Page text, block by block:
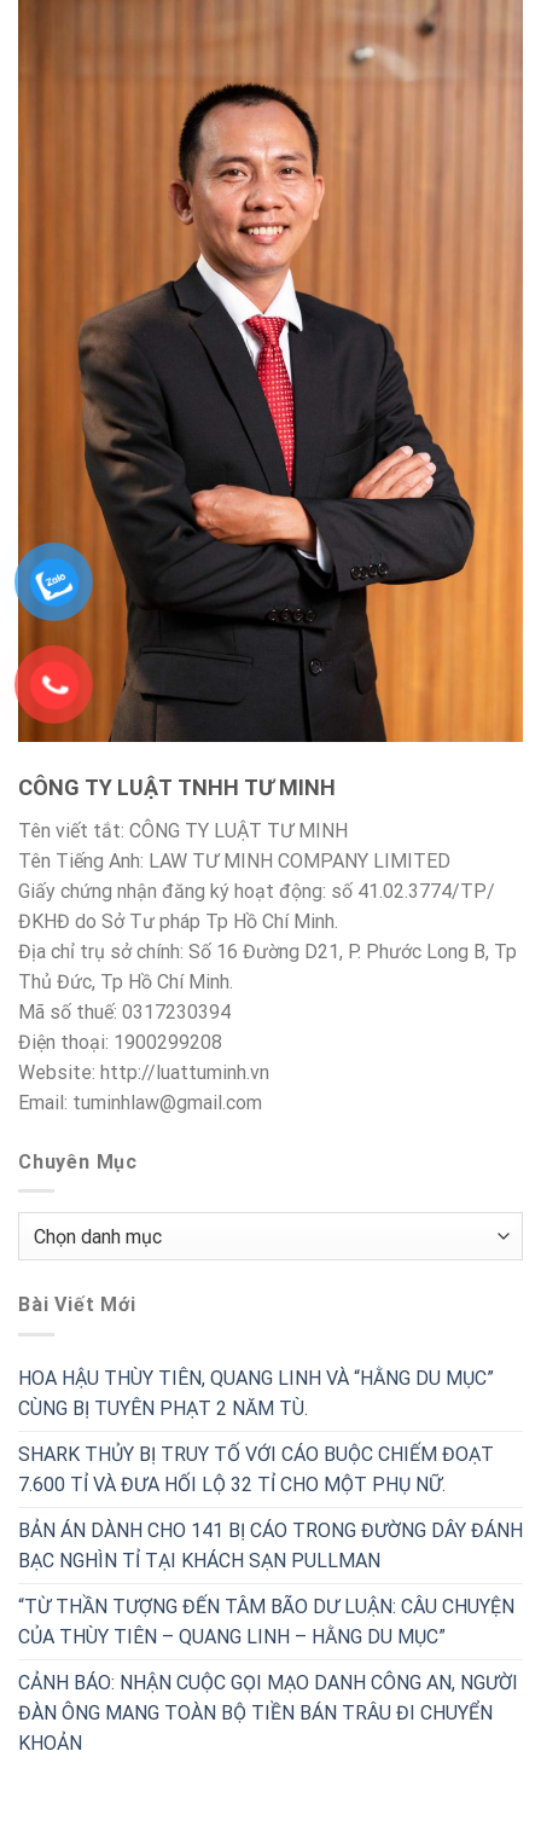
CÔNG TY LUẬT TNHH TƯ MINH
Tên viết tắt: CÔNG TY LUẬT TƯ MINH
Tên Tiếng Anh: LAW TƯ MINH COMPANY LIMITED
Giấy chứng nhận đăng ký hoạt động: số 41.02.3774/TP/
ĐKHĐ do Sở Tư pháp Tp Hồ Chí Minh.
Địa chỉ trụ sở chính: Số 16 Đường D21, P. Phước Long B, Tp
Thủ Đức, Tp Hồ Chí Minh.
Mã số thuế: 0317230394
Điện thoại: 1900299208
Website: http://luattuminh.vn
Email: tuminhlaw@gmail.com
Chuyên Mục
Chuyên
Bài Viết Mới
HOA HẬU THÙY TIÊN, QUANG LINH VÀ “HẰNG DU MỤC”
CÙNG BỊ TUYÊN PHẠT 2 NĂM TÙ.
SHARK THỦY BỊ TRUY TỐ VỚI CÁO BUỘC CHIẾM ĐOẠT
7.600 TỈ VÀ ĐƯA HỐI LỘ 32 TỈ CHO MỘT PHỤ NỮ.
BẢN ÁN DÀNH CHO 141 BỊ CÁO TRONG ĐƯỜNG DÂY ĐÁNH
BẠC NGHÌN TỈ TẠI KHÁCH SẠN PULLMAN
“TỪ THẦN TƯỢNG ĐẾN TÂM BÃO DƯ LUẬN: CÂU CHUYỆN
CỦA THÙY TIÊN – QUANG LINH – HẰNG DU MỤC”
CẢNH BÁO: NHẬN CUỘC GỌI MẠO DANH CÔNG AN, NGƯỜI
ĐÀN ÔNG MANG TOÀN BỘ TIỀN BÁN TRÂU ĐI CHUYỂN
KHOẢN